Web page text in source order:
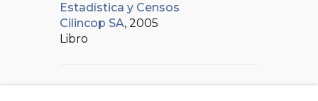
Estadística y Censos
Cilincop SA, 2005
Libro